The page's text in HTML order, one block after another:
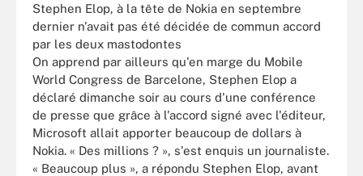
Stephen Elop, à la tête de Nokia en septembre
dernier n'avait pas été décidée de commun accord
par les deux mastodontes
On apprend par ailleurs qu'en marge du Mobile
World Congress de Barcelone, Stephen Elop a
déclaré dimanche soir au cours d'une conférence
de presse que grâce à l'accord signé avec l'éditeur,
Microsoft allait apporter beaucoup de dollars à
Nokia. « Des millions ? », s'est enquis un journaliste.
« Beaucoup plus », a répondu Stephen Elop, avant